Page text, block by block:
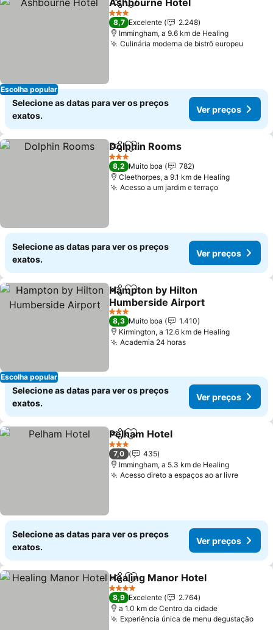
Escolha popular
PartilharAdicionar aos favoritos
Ashbourne Hotel
3 Estrelas
8,7 Excelente
2.248
Immingham, a 9.6 km de Healing
Culinária moderna de bistrô europeu
Selecione as datas para ver os preços
exatos.
Ver preços
PartilharAdicionar aos favoritos
Dolphin Rooms
3 Estrelas
8,2 Muito boa
782
Cleethorpes, a 9.1 km de Healing
Acesso a um jardim e terraço
Selecione as datas para ver os preços
exatos.
Ver preços
Escolha popular
PartilharAdicionar aos favoritos
Hampton by Hilton
Humberside Airport
3 Estrelas
8,3 Muito boa
1.410
Kirmington, a 12.6 km de Healing
Academia 24 horas
Selecione as datas para ver os preços
exatos.
Ver preços
PartilharAdicionar aos favoritos
Pelham Hotel
3 Estrelas
7,0
435
Immingham, a 5.3 km de Healing
Acesso direto a espaços ao ar livre
Selecione as datas para ver os preços
exatos.
Ver preços
PartilharAdicionar aos favoritos
Healing Manor Hotel
4 Estrelas
8,9 Excelente
2.764
a 1.0 km de Centro da cidade
Experiência única de menu degustação